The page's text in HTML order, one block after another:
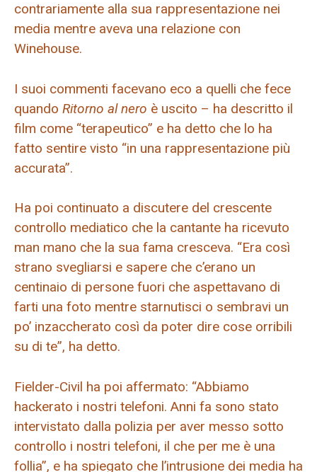
contrariamente alla sua rappresentazione nei
media mentre aveva una relazione con
Winehouse.
I suoi commenti facevano eco a quelli che fece
quando Ritorno al nero è uscito – ha descritto il
film come “terapeutico” e ha detto che lo ha
fatto sentire visto “in una rappresentazione più
accurata”.
Ha poi continuato a discutere del crescente
controllo mediatico che la cantante ha ricevuto
man mano che la sua fama cresceva. “Era così
strano svegliarsi e sapere che c’erano un
centinaio di persone fuori che aspettavano di
farti una foto mentre starnutisci o sembravi un
po’ inzaccherato così da poter dire cose orribili
su di te”, ha detto.
Fielder-Civil ha poi affermato: “Abbiamo
hackerato i nostri telefoni. Anni fa sono stato
intervistato dalla polizia per aver messo sotto
controllo i nostri telefoni, il che per me è una
follia”, e ha spiegato che l’intrusione dei media ha